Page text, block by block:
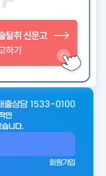
출상담 1533-0100
인
습니다.
회원가입